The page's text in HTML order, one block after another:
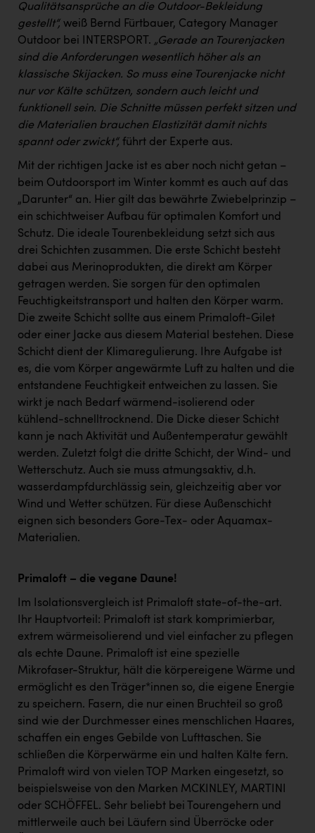
Qualitätsansprüche an die Outdoor-Bekleidung
gestellt“, weiß Bernd Fürtbauer, Category Manager
Outdoor bei INTERSPORT. „Gerade an Tourenjacken
sind die Anforderungen wesentlich höher als an
klassische Skijacken. So muss eine Tourenjacke nicht
nur vor Kälte schützen, sondern auch leicht und
funktionell sein. Die Schnitte müssen perfekt sitzen und
die Materialien brauchen Elastizität damit nichts
spannt oder zwickt“, führt der Experte aus.
Mit der richtigen Jacke ist es aber noch nicht getan –
beim Outdoorsport im Winter kommt es auch auf das
„Darunter“ an. Hier gilt das bewährte Zwiebelprinzip –
ein schichtweiser Aufbau für optimalen Komfort und
Schutz. Die ideale Tourenbekleidung setzt sich aus
drei Schichten zusammen. Die erste Schicht besteht
dabei aus Merinoprodukten, die direkt am Körper
getragen werden. Sie sorgen für den optimalen
Feuchtigkeitstransport und halten den Körper warm.
Die zweite Schicht sollte aus einem Primaloft-Gilet
oder einer Jacke aus diesem Material bestehen. Diese
Schicht dient der Klimaregulierung. Ihre Aufgabe ist
es, die vom Körper angewärmte Luft zu halten und die
entstandene Feuchtigkeit entweichen zu lassen. Sie
wirkt je nach Bedarf wärmend-isolierend oder
kühlend-schnelltrocknend. Die Dicke dieser Schicht
kann je nach Aktivität und Außentemperatur gewählt
werden. Zuletzt folgt die dritte Schicht, der Wind- und
Wetterschutz. Auch sie muss atmungsaktiv, d.h.
wasserdampfdurchlässig sein, gleichzeitig aber vor
Wind und Wetter schützen. Für diese Außenschicht
eignen sich besonders Gore-Tex- oder Aquamax-
Materialien.
Primaloft – die vegane Daune!
Im Isolationsvergleich ist Primaloft state-of-the-art.
Ihr Hauptvorteil: Primaloft ist stark komprimierbar,
extrem wärmeisolierend und viel einfacher zu pflegen
als echte Daune. Primaloft ist eine spezielle
Mikrofaser-Struktur, hält die körpereigene Wärme und
ermöglicht es den Träger*innen so, die eigene Energie
zu speichern. Fasern, die nur einen Bruchteil so groß
sind wie der Durchmesser eines menschlichen Haares,
schaffen ein enges Gebilde von Lufttaschen. Sie
schließen die Körperwärme ein und halten Kälte fern.
Primaloft wird von vielen TOP Marken eingesetzt, so
beispielsweise von den Marken MCKINLEY, MARTINI
oder SCHÖFFEL. Sehr beliebt bei Tourengehern und
mittlerweile auch bei Läufern sind Überröcke oder